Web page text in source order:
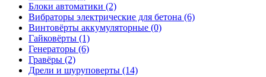
Блоки автоматики (2)
Вибраторы электрические для бетона (6)
Винтовёрты аккумуляторные (0)
Гайковёрты (1)
Генераторы (6)
Гравёры (2)
Дрели и шуруповерты (14)